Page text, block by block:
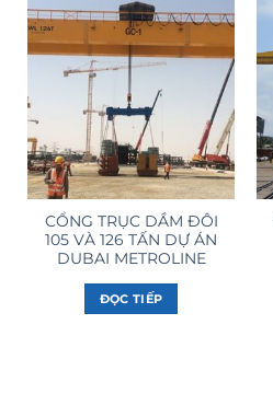
CỔNG TRỤC DẦM ĐÔI
105 VÀ 126 TẤN DỰ ÁN
DUBAI METROLINE
ĐỌC TIẾP